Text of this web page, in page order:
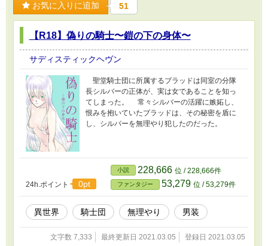
お気に入りに追加 51
【R18】偽りの騎士〜鎧の下の身体〜
サディスティックヘヴン
聖堂騎士団に所属するブラッドは同室の分隊
長シルバーの正体が、実は女であることを知っ
てしまった。 常々シルバーの活躍に嫉妬し、
恨みを抱いていたブラッドは、その秘密を盾に
し、シルバーを無理やり犯したのだった。
24h.ポイント 0pt
小説 228,666 位 / 228,666件
ファンタジー 53,279 位 / 53,279件
異世界 騎士団 無理やり 男装
文字数 7,333 最終更新日 2021.03.05 登録日 2021.03.05